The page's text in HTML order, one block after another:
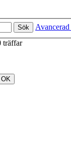
Sök
träffar